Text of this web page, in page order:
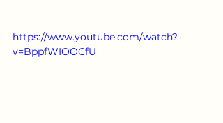
https://www.youtube.com/watch?
v=BppfWIOOCfU